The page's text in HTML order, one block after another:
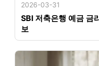
2026-03-31
SBI 저축은행 예금 금
보